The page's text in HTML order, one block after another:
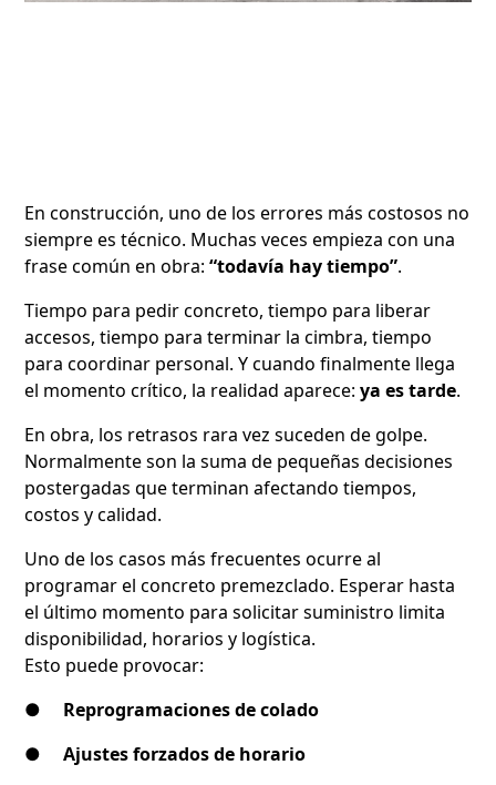
En construcción, uno de los errores más costosos no
siempre es técnico. Muchas veces empieza con una
frase común en obra:“todavía hay tiempo”.
Tiempo para pedir concreto, tiempo para liberar
accesos, tiempo para terminar la cimbra, tiempo
para coordinar personal. Y cuando finalmente llega
el momento crítico, la realidad aparece:ya es tarde.
En obra, los retrasos rara vez suceden de golpe.
Normalmente son la suma de pequeñas decisiones
postergadas que terminan afectando tiempos,
costos y calidad.
Uno de los casos más frecuentes ocurre al
programar el concreto premezclado. Esperar hasta
el último momento para solicitar suministro limita
disponibilidad, horarios y logística.
Esto puede provocar:
● Reprogramaciones de colado
●Ajustes forzados de horario